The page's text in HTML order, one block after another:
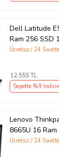
Dell Latitude
Ram 256 SSD
Ücretsiz / 24
12.555TL
Sepette %9
Lenovo
8665U 16
Notebook -
Ücretsiz / 24